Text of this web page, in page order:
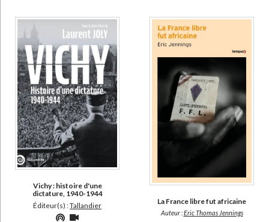
Vichy : histoire d'une
dictature, 1940-1944
Éditeur(s) :Tallandier La France libre fut africaine
Auteur :Eric Thomas Jennings